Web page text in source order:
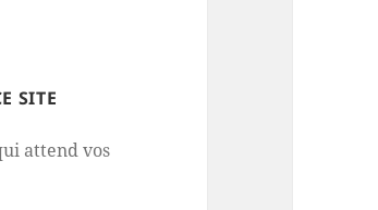
SITE
attend vos